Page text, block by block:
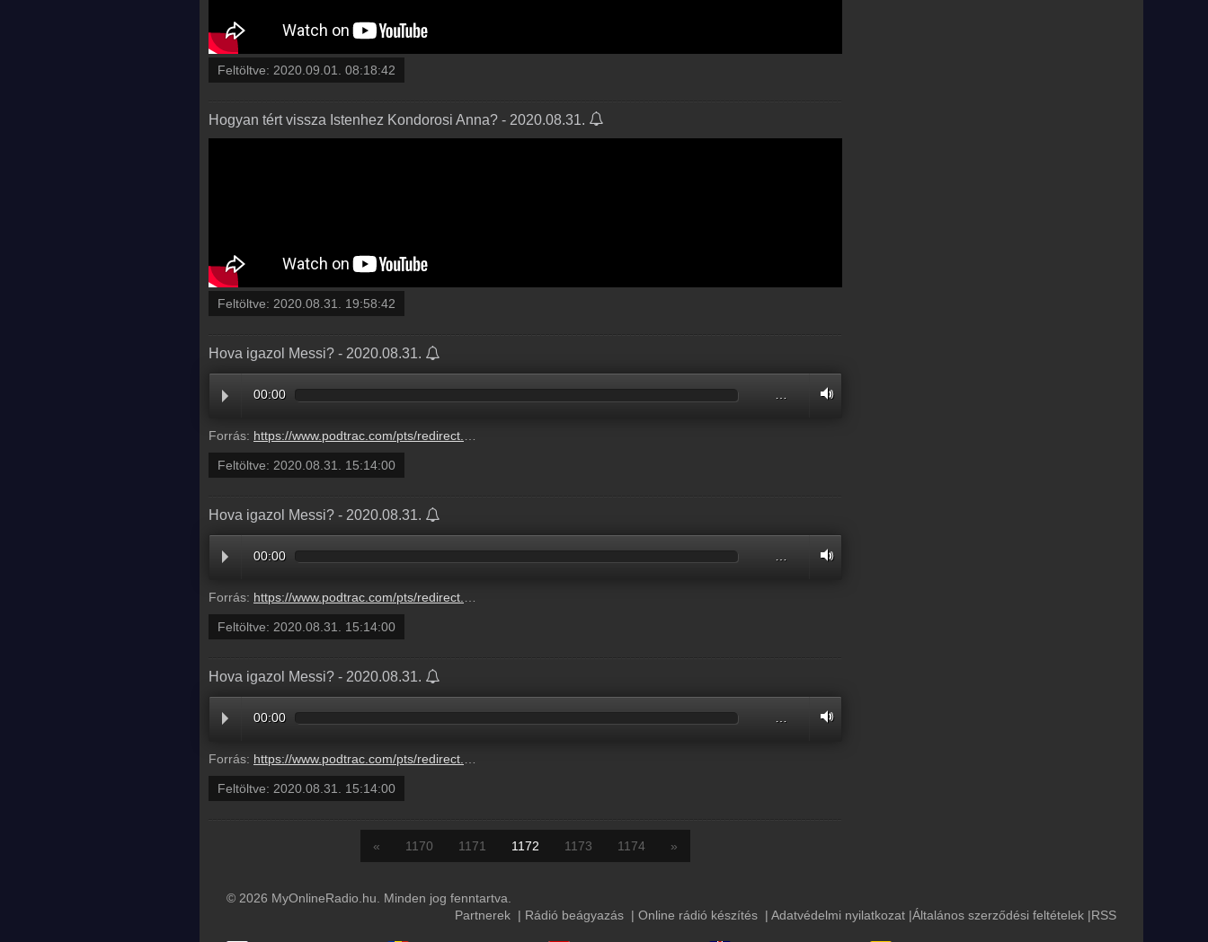
Feltöltve: 2020.09.01. 08:18:42
Hogyan tért vissza Istenhez Kondorosi Anna? - 2020.08.31.
Feltöltve: 2020.08.31. 19:58:42
Hova igazol Messi? - 2020.08.31.
00:00
Forrás: https://www.podtrac.com/pts/redirect.mp3/pdst.fm/e/traffic.megaphone.fm/BETO6164161845.mp3?updated=1727713125
Feltöltve: 2020.08.31. 15:14:00
Hova igazol Messi? - 2020.08.31.
00:00
Forrás: https://www.podtrac.com/pts/redirect.mp3/pdst.fm/e/chrt.fm/track/B69D94/traffic.megaphone.fm/BETO6164161845.mp3?updated=1727713125
Feltöltve: 2020.08.31. 15:14:00
Hova igazol Messi? - 2020.08.31.
00:00
Forrás: https://www.podtrac.com/pts/redirect.mp3/pdst.fm/e/chrt.fm/track/B69D94/traffic.megaphone.fm/BETO6164161845.mp3?updated=1727709859
Feltöltve: 2020.08.31. 15:14:00
« 1170 1171 1172 1173 1174 »
© 2026 MyOnlineRadio.hu. Minden jog fenntartva.
Partnerek | Rádió beágyazás | Online rádió készítés | Adatvédelmi nyilatkozat |Általános szerződési feltételek |RSS